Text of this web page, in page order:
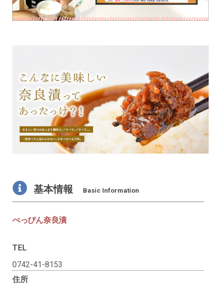
基本情報 Basic Information
べっぴん奈良漬
TEL
0742-41-8153
住所